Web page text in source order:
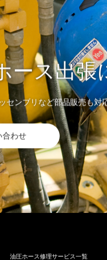
ース出張
センブリなど部品販売も対
合わせ
油圧ホース修理サービス一覧